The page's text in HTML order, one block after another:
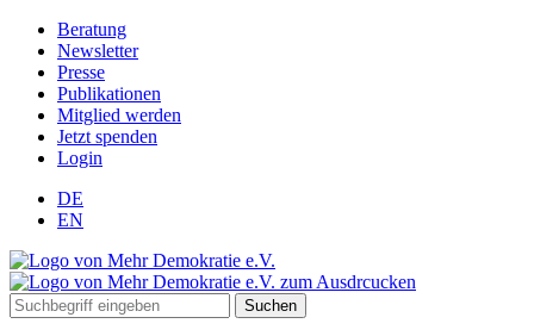
Beratung
Newsletter
Presse
Publikationen
Mitglied werden
Jetzt spenden
Login
DE
EN
Suchen